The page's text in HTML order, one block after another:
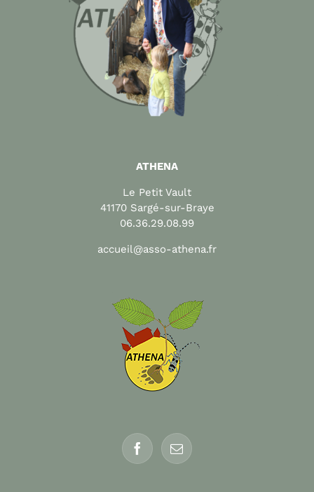
ATHENA
Le Petit Vault
41170 Sargé-sur-Braye
06.36.29.08.99
accueil@asso-athena.fr